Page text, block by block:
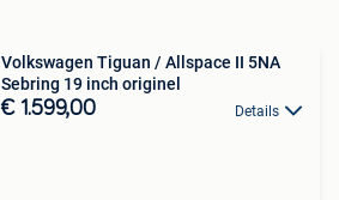
Volkswagen Tiguan / Allspace II 5NA
Sebring 19 inch originel
€ 1.599,00 Details